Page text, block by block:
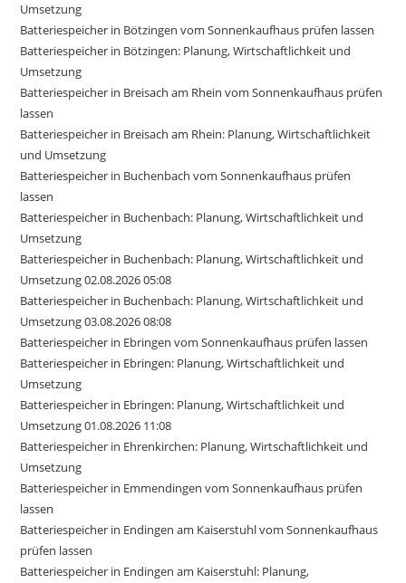
Umsetzung
Batteriespeicher in Bötzingen vom Sonnenkaufhaus prüfen lassen
Batteriespeicher in Bötzingen: Planung, Wirtschaftlichkeit und
Umsetzung
Batteriespeicher in Breisach am Rhein vom Sonnenkaufhaus prüfen
lassen
Batteriespeicher in Breisach am Rhein: Planung, Wirtschaftlichkeit
und Umsetzung
Batteriespeicher in Buchenbach vom Sonnenkaufhaus prüfen
lassen
Batteriespeicher in Buchenbach: Planung, Wirtschaftlichkeit und
Umsetzung
Batteriespeicher in Buchenbach: Planung, Wirtschaftlichkeit und
Umsetzung 02.08.2026 05:08
Batteriespeicher in Buchenbach: Planung, Wirtschaftlichkeit und
Umsetzung 03.08.2026 08:08
Batteriespeicher in Ebringen vom Sonnenkaufhaus prüfen lassen
Batteriespeicher in Ebringen: Planung, Wirtschaftlichkeit und
Umsetzung
Batteriespeicher in Ebringen: Planung, Wirtschaftlichkeit und
Umsetzung 01.08.2026 11:08
Batteriespeicher in Ehrenkirchen: Planung, Wirtschaftlichkeit und
Umsetzung
Batteriespeicher in Emmendingen vom Sonnenkaufhaus prüfen
lassen
Batteriespeicher in Endingen am Kaiserstuhl vom Sonnenkaufhaus
prüfen lassen
Batteriespeicher in Endingen am Kaiserstuhl: Planung,